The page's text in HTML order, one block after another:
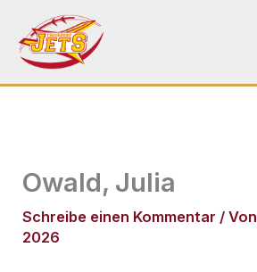
Inhalt
springen
Owald, Julia
Schreibe einen Kommentar / Von
2026